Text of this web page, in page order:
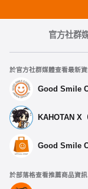
官方社群
於官方社群媒體查看最新資
Good Smile
KAHOTAN X
Good Smile
於部落格查看推薦商品資訊